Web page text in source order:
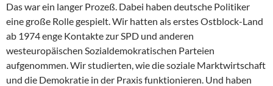
Das war ein langer Prozeß. Dabei haben deutsche Politiker
eine große Rolle gespielt. Wir hatten als erstes Ostblock-Land
ab 1974 enge Kontakte zur SPD und anderen
westeuropäischen Sozialdemokratischen Parteien
aufgenommen. Wir studierten, wie die soziale Marktwirtschaft
und die Demokratie in der Praxis funktionieren. Und haben